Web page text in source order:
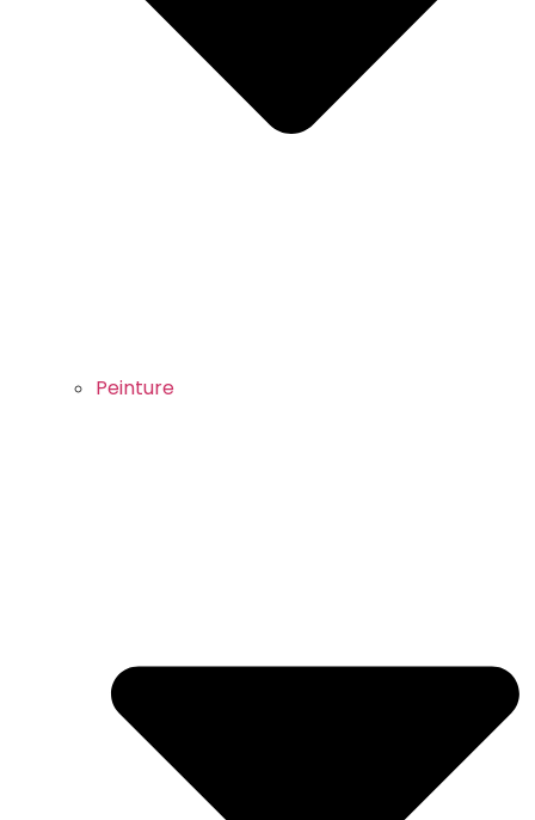
Peinture